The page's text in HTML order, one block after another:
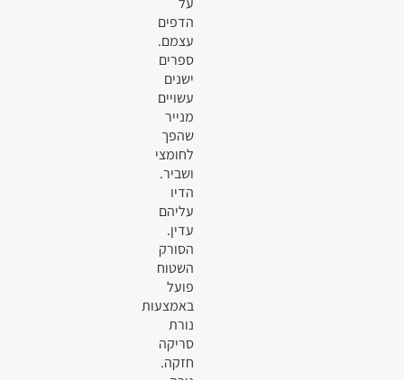
הדפים
עצמם.
ספרים
ישנים
עשויים
מנייר
שהפך
לחומצי
ושביר.
הדיו
עליהם
עדין.
הסורק
השטוח
פועל
באמצעות
נורת
סריקה
חזקה.